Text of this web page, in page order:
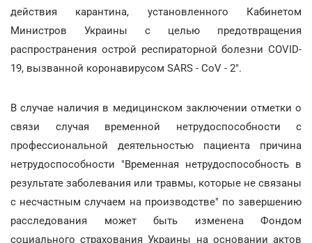
действия карантина, установленного Кабинетом
Министров Украины с целью предотвращения
распространения острой респираторной болезни COVID-
19, вызванной коронавирусом SARS - СoV - 2".
В случае наличия в медицинском заключении отметки о
связи случая временной нетрудоспособности с
профессиональной деятельностью пациента причина
нетрудоспособности "Временная нетрудоспособность в
результате заболевания или травмы, которые не связаны
с несчастным случаем на производстве" по завершению
расследования может быть изменена Фондом
социального страхования Украины на основании актов